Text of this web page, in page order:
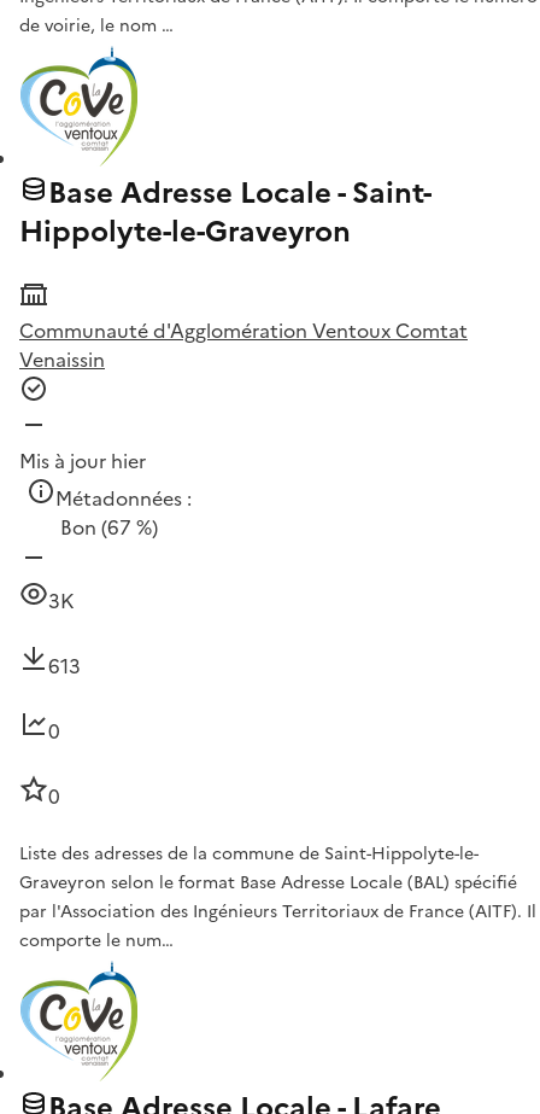
de voirie, le nom …
Base Adresse Locale - Saint-
Hippolyte-le-Graveyron
Communauté d'Agglomération Ventoux Comtat
Venaissin
Mis à jour hier
Métadonnées :
Bon (67 %)
3K
613
0
0
Liste des adresses de la commune de Saint-Hippolyte-le-
Graveyron selon le format Base Adresse Locale (BAL) spécifié
par l'Association des Ingénieurs Territoriaux de France (AITF). Il
comporte le num…